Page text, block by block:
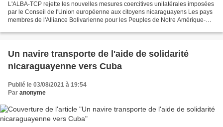
L'ALBA-TCP rejette les nouvelles mesures coercitives unilatérales imposées
par le Conseil de l'Union européenne aux citoyens nicaraguayens Les pays
membres de l'Alliance Bolivarienne pour les Peuples de Notre Amérique-
Un navire transporte de l'aide de solidarité
nicaraguayenne vers Cuba
Publié le 03/08/2021 à 19:54
Par anonyme